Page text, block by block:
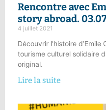
Rencontre avec
story abroad.
4 juillet 2021
Découvrir l’histoire
tourisme culturel solidaire
original.
Lire la suite